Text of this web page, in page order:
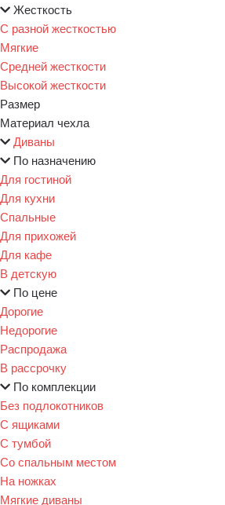
Жесткость
С разной жесткостью
Мягкие
Средней жесткости
Высокой жесткости
Размер
Материал чехла
Диваны
По назначению
Для гостиной
Для кухни
Спальные
Для прихожей
Для кафе
В детскую
По цене
Дорогие
Недорогие
Распродажа
В рассрочку
По комплекции
Без подлокотников
С ящиками
С тумбой
Со спальным местом
На ножках
Мягкие диваны